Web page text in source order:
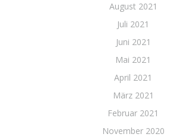
August 2021
Juli 2021
Juni 2021
Mai 2021
April 2021
März 2021
Februar 2021
November 2020